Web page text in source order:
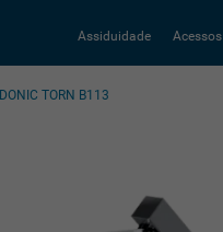
Assiduidade Acessos
IDONIC TORN B113